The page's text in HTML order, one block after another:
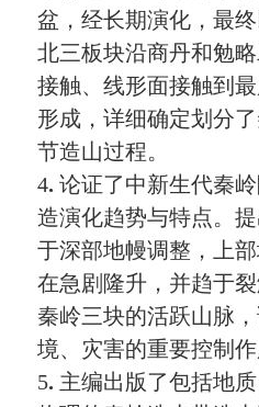
盆，经长期演化，最
北三板块沿商丹和勉
接触、线形面接触到
形成，详细确定划分
节造山过程。
4.论证了中新生代秦
造演化趋势与特点。
于深部地幔调整，上
在急剧隆升，并趋于
秦岭三块的活跃山脉
境、灾害的重要控制作
5. 主编出版了包括地